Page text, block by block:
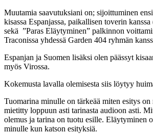
Muutamia saavutuksiani on; sijoittuminen
kisassa Espanjassa, paikallisen toverin
sekä ”Paras Eläytyminen” palkinnon
Traconissa yhdessä Garden 404 ryhmän
Espanjan ja Suomen lisäksi olen päässyt
myös Virossa.
Kokemusta lavalla olemisesta siis löytyy
Tuomarina minulle on tärkeää miten esitys on
mietitty loppuun asti tarinasta audioon asti.
olemus ja tarina on tuotu esille. Eläytyminen
minulle kun katson esityksiä.